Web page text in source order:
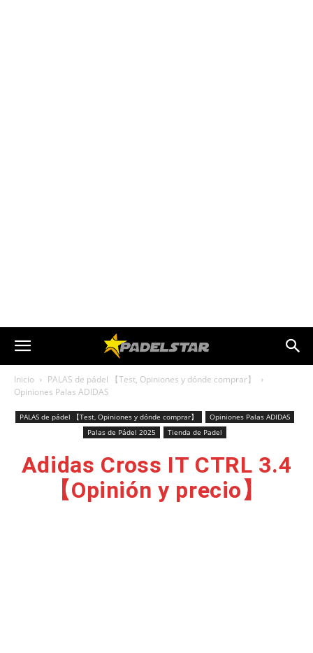
Inicio
PALAS de pádel 【Test, Opiniones y dónde comprar】
Opiniones Palas ADIDAS
PALAS de pádel 【Test, Opiniones y dónde comprar】
Opiniones Palas ADIDAS
Palas de Pádel 2025
Tienda de Padel
Adidas Cross IT CTRL 3.4
【Opinión y precio】